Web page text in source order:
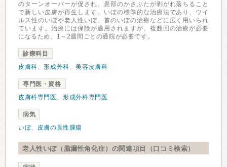
のターンオーバーが促され、患部のかさぶたが剥がれ落ちること
で新しい皮膚が再生します。いぼの標準的な治療法であり、ウイ
ルス性のいぼや老人性いぼ、首のいぼの治療などに広く用いられ
ています。治療には保険が適用されますが、複数回の治療が必要
になるため、1～2週間ごとの通院が必要です。
診療科目
皮膚科、形成外科、美容皮膚科
専門医・資格
皮膚科専門医 、形成外科専門医
病気
いぼ、 皮膚の良性腫瘍
老人性いぼ（脂漏性角化症）の関連項目（口コミ検索）